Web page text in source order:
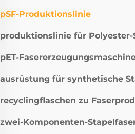
pSF-Produktionslinie
produktionslinie für Polyester-
pET-
ausrüstung für synthetische
recyclingflaschen zu
zwei-Komponenten-